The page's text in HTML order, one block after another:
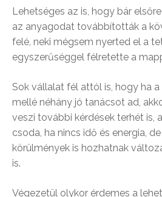
Lehetséges az is, hogy bár
az anyagodat továbbították a
felé, neki mégsem nyerted el a
egyszerűséggel félretette a
Sok vállalat fél attól is, hogy ha
mellé néhány jó tanácsot ad,
veszi további kérdések terhét is,
csoda, ha nincs idő és energia,
körülmények is hozhatnak
is.
Végezetül olykor érdemes a